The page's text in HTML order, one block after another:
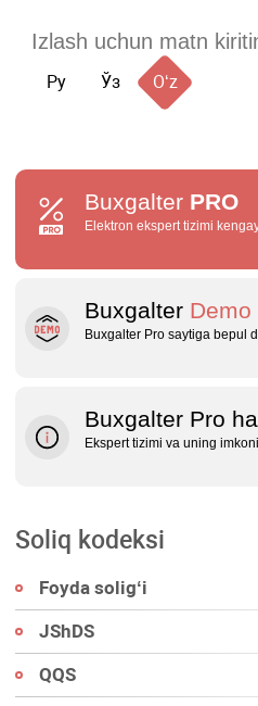
Ру Ўз Oʻz
Buxgalter PRO
Elektron ekspert tizimi
Buxgalter Demo
Buxgalter Pro saytiga bepul
Buxgalter Pro
Ekspert tizimi va uning
Soliq kodeksi
Foyda soligʻi
JShDS
QQS